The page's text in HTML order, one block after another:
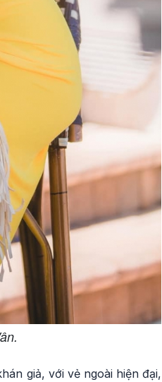
giả, với vẻ ngoài hiện đại,